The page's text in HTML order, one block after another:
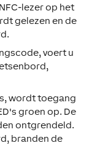
lezer op het
gelezen en de
voert u
wordt toegang
groen op. De
ontgrendeld.
branden de